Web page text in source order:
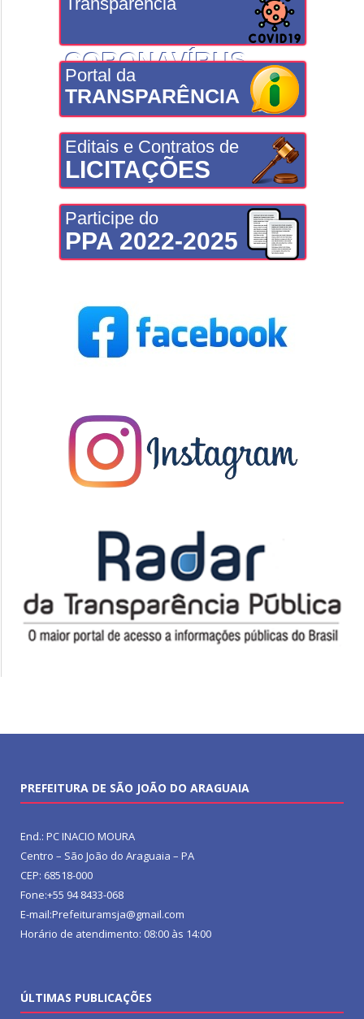
CORONAVÍRUS
Portal da
TRANSPARÊNCIA
Editais e Contratos de
LICITAÇÕES
Participe do
PPA 2022-2025
PREFEITURA DE SÃO JOÃO DO ARAGUAIA
End.: PC INACIO MOURA
Centro – São João do Araguaia – PA
CEP: 68518-000
Fone:+55 94 8433-068
E-mail:Prefeituramsja@gmail.com
Horário de atendimento: 08:00 às 14:00
ÚLTIMAS PUBLICAÇÕES